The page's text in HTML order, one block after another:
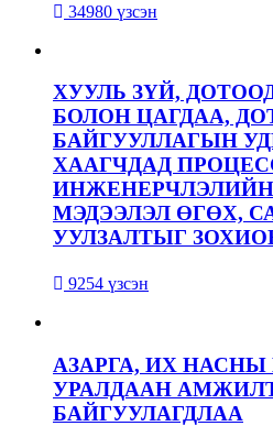
34980 үзсэн
ХУУЛЬ ЗҮЙ,
БОЛОН ЦАГДАА,
БАЙГУУЛЛАГЫН
ХААГЧДАД
МЭДЭЭЛЭЛ ӨГӨХ,
УУЛЗАЛТЫГ
9254 үзсэн
АЗАРГА, ИХ
УРАЛДААН
БАЙГУУЛАГДЛАА